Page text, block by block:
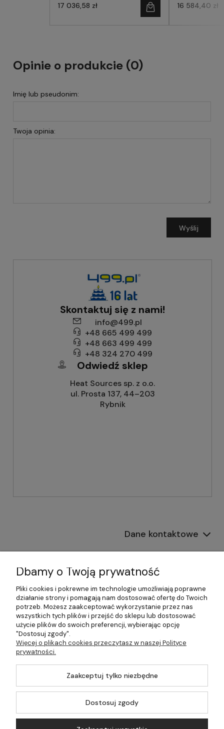
17 036,58 zł
16 584,40 zł
Opinie o produkcie (0)
Imię lub pseudonim:
Twoja opinia:
Wyślij
Skontaktuj się z nami!
info@499.pl
+48 665 499 499
+48 663 499 499
+48 324 270 499
Odwiedź sklep
Heat Sources sp. z o.o.
ul. Prosta 137, 44–203
Rybnik
Dane kontaktowe
Płatności i dostawa
Pomoc
Moje konto
©2026 Wszelkie Prawa Zastrzeżone | 499.pl - najlepszy sklep z
Dbamy o Twoją prywatność
Pliki cookies i pokrewne im technologie umożliwiają poprawne
działanie strony i pomagają nam dostosować ofertę do Twoich
potrzeb. Możesz zaakceptować wykorzystanie przez nas
wszystkich tych plików i przejść do sklepu lub dostosować
użycie plików do swoich preferencji, wybierając opcję
"Dostosuj zgody".
Więcej o plikach cookies przeczytasz w naszej Polityce
prywatności.
Zaakceptuj tylko niezbędne
Dostosuj zgody